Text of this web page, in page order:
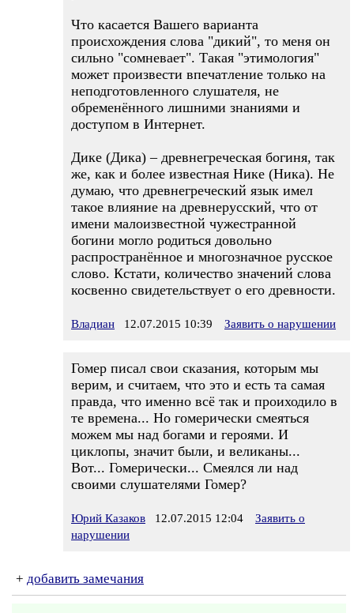
Что касается Вашего варианта
происхождения слова "дикий", то меня он
сильно "сомневает". Такая "этимология"
может произвести впечатление только на
неподготовленного слушателя, не
обременённого лишними знаниями и
доступом в Интернет.
Дике (Дика) – древнегреческая богиня, так
же, как и более известная Нике (Ника). Не
думаю, что древнегреческий язык имел
такое влияние на древнерусский, что от
имени малоизвестной чужестранной
богини могло родиться довольно
распространённое и многозначное русское
слово. Кстати, количество значений слова
косвенно свидетельствует о его древности.
Владиан 12.07.2015 10:39 Заявить о нарушении
Гомер писал свои сказания, которым мы
верим, и считаем, что это и есть та самая
правда, что именно всё так и проиходило в
те времена... Но гомерически смеяться
можем мы над богами и героями. И
циклопы, значит были, и великаны...
Вот... Гомерически... Смеялся ли над
своими слушателями Гомер?
Юрий Казаков 12.07.2015 12:04
Заявить о
нарушении
+ добавить замечания